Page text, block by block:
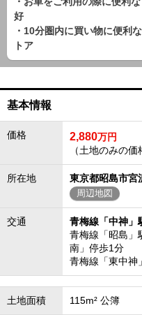
好
・10分圏内に買い物に便利
トア
基本情報
価格 2,880万円
（土地のみの価
所在地 東京都昭島市宮
周辺地図
交通
青梅線「中神」
青梅線「昭島」
南」停歩1分
青梅線「東中神
土地面積 115m² 公簿